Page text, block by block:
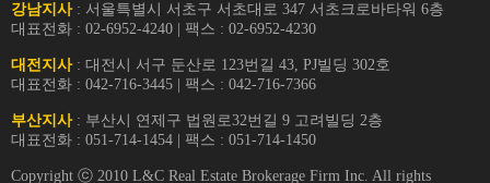
강남지사: 서울특별시 서초구 서초대로 347 서초크로바타워 6층
대표전화 : 02-6952-4240 | 팩스 : 02-6952-4230
대전지사: 대전시 서구 둔산로 123번길 43, PJ빌딩 302호
대표전화 : 042-716-3445 | 팩스 : 042-716-7366
부산지사: 부산시 연제구 법원로32번길 9 고려빌딩 2층
대표전화 : 051-714-1454 | 팩스 : 051-714-1450
Copyright ⓒ 2010 L&C Real Estate Brokerage Firm Inc. All rights